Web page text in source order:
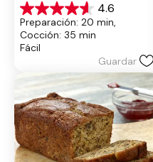
4.6
4.6
de
5
estrellas.
reseñas
Preparación: 20 min,
Cocción: 35 min
Fácil
Guardar